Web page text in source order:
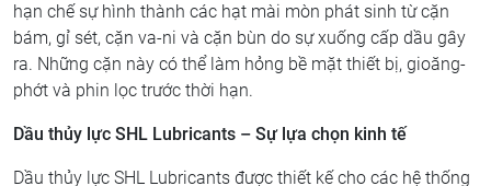
hạn chế sự hình thành các hạt mài mòn phát sinh từ cặn
bám, gỉ sét, cặn va-ni và cặn bùn do sự xuống cấp dầu gây
ra. Những cặn này có thể làm hỏng bề mặt thiết bị, gioăng-
phớt và phin lọc trước thời hạn.
Dầu thủy lực SHL Lubricants – Sự lựa chọn kinh tế
Dầu thủy lực SHL Lubricants được thiết kế cho các hệ thống